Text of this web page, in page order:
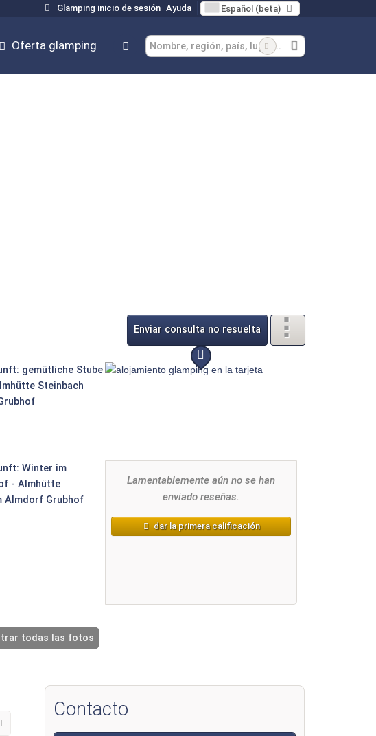
Glamping inicio de sesión Ayuda Español (beta)
Oferta glamping
Enviar consulta no resuelta
todas las fotos
Lamentablemente aún no se han
enviado reseñas.
dar la primera calificación
Contacto